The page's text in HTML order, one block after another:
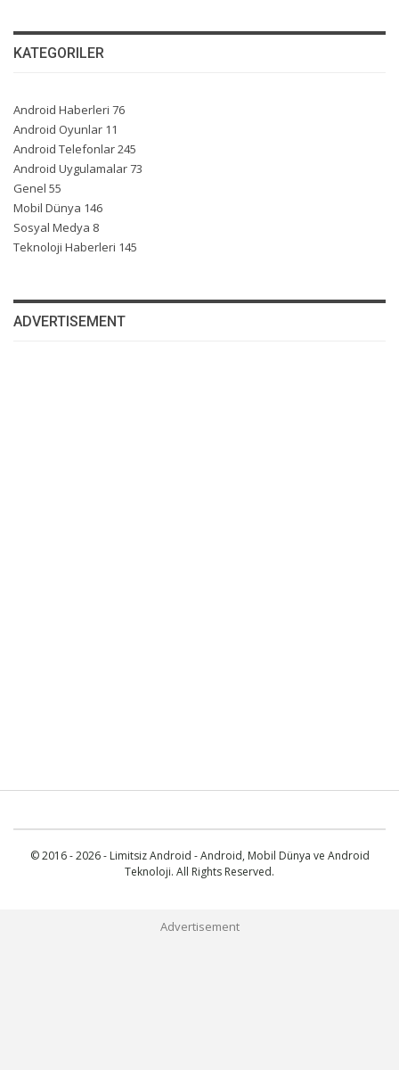
KATEGORILER
Android Haberleri 76
Android Oyunlar 11
Android Telefonlar245
Android Uygulamalar73
Genel 55
Mobil Dünya 146
Sosyal Medya 8
Teknoloji Haberleri 145
ADVERTISEMENT
© 2016 - 2026 - Limitsiz Android - Android, Mobil Dünya ve Android
Teknoloji. All Rights Reserved.
Advertisement